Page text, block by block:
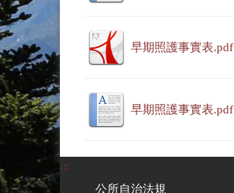
早期照護事實表.pdf
早期照護事實表.pdf
:::
公所自治法規